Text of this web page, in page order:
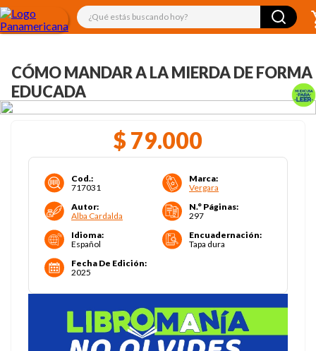
¿Qué estás buscando hoy?
CÓMO MANDAR A LA MIERDA DE FORMA
EDUCADA
$ 79.000
Cod.:
717031
Marca:
Vergara
Autor:
Alba Cardalda
N.° Páginas:
297
Idioma:
Español
Encuadernación:
Tapa dura
Fecha De Edición:
2025